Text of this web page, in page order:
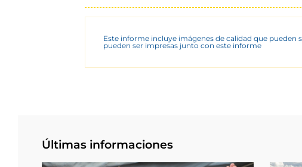
Este informe incluye imágenes de calidad que pueden
pueden ser impresas junto con este informe
Últimas informaciones